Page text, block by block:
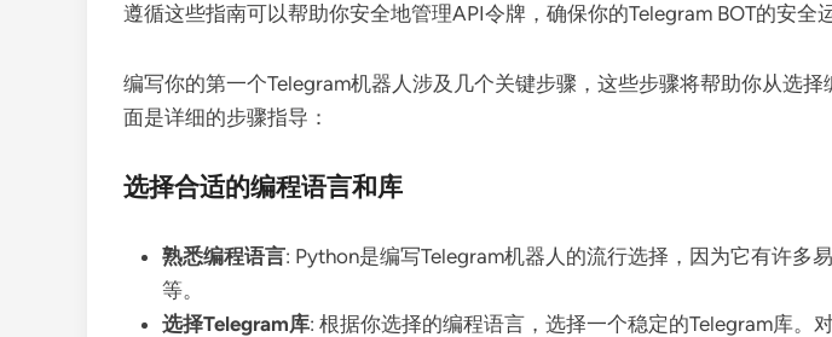
遵循这些指南可以帮助你安全地管理API令牌，确保你的Telegram BOT的安全运
编写你的第一个Telegram机器人涉及几个关键步骤，这些步骤将帮助你从选
面是详细的步骤指导：
选择合适的编程语言和库
熟悉编程语言: Python是编写Telegram机器人的流行选择，因为它有许
等。
选择Telegram库: 根据你选择的编程语言，选择一个稳定的Telegram库。